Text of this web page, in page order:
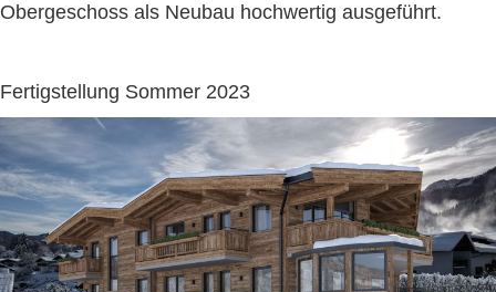
Obergeschoss als Neubau hochwertig ausgeführt.
Fertigstellung Sommer 2023